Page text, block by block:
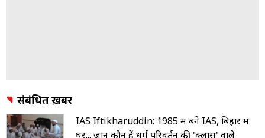
संबंधित ख़बरें
IAS Iftikharuddin: 1985 में बने IAS, बिहार में
घर... जानें कौन हैं धर्म परिवर्तन की 'क्लास' वाले